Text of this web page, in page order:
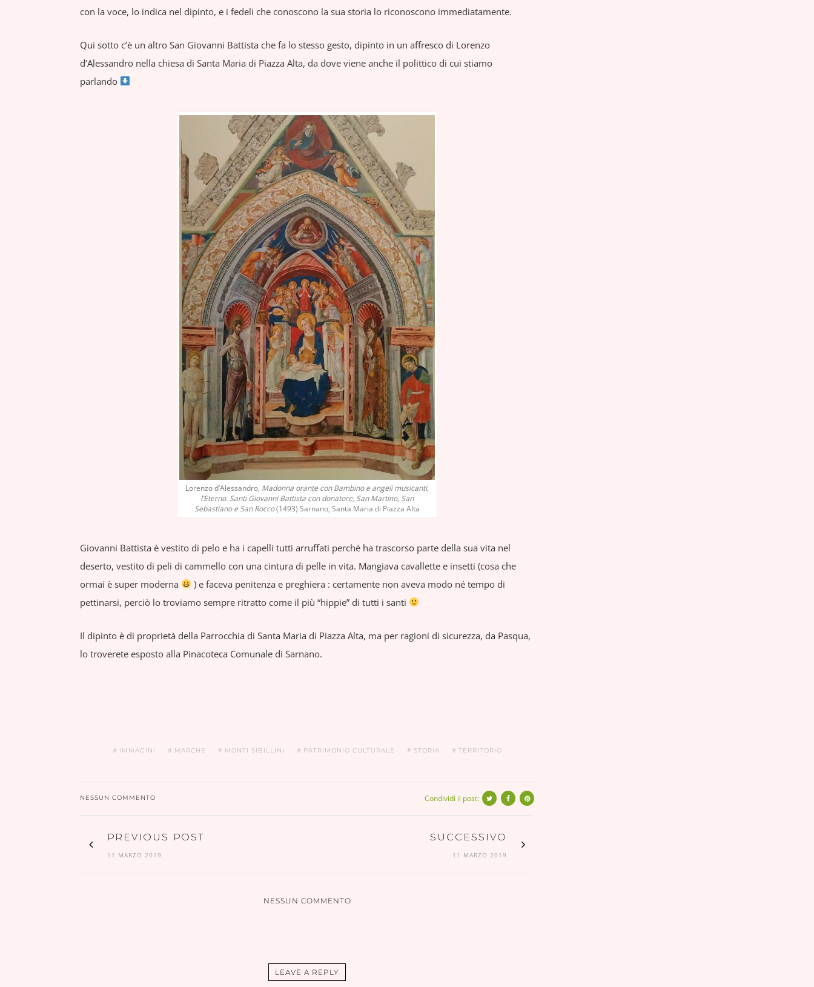
con la voce, lo indica nel dipinto, e i fedeli che conoscono la sua storia lo riconoscono immediatamente.
Qui sotto c’è un altro San Giovanni Battista che fa lo stesso gesto, dipinto in un affresco di Lorenzo
d’Alessandro nella chiesa di Santa Maria di Piazza Alta, da dove viene anche il polittico di cui stiamo
parlando
Lorenzo d’Alessandro, Madonna orante con Bambino e angeli musicanti,
l’Eterno. Santi Giovanni Battista con donatore, San Martino, San
Sebastiano e San Rocco(1493) Sarnano, Santa Maria di Piazza Alta
Giovanni Battista è vestito di pelo e ha i capelli tutti arruffati perché ha trascorso parte della sua vita nel
deserto, vestito di peli di cammello con una cintura di pelle in vita. Mangiava cavallette e insetti (cosa che
ormai è super moderna
) e faceva penitenza e preghiera : certamente non aveva modo né tempo di
pettinarsi, perciò lo troviamo sempre ritratto come il più “hippie” di tutti i santi
Il dipinto è di proprietà della Parrocchia di Santa Maria di Piazza Alta, ma per ragioni di sicurezza, da Pasqua,
lo troverete esposto alla Pinacoteca Comunale di Sarnano.
IMMAGINI MARCHE MONTI SIBILLINI PATRIMONIO CULTURALE STORIA TERRITORIO
NESSUN COMMENTO Condividi il post:
PREVIOUS POST
11 MARZO 2019
SUCCESSIVO
11 MARZO 2019
NESSUN COMMENTO
LEAVE A REPLY